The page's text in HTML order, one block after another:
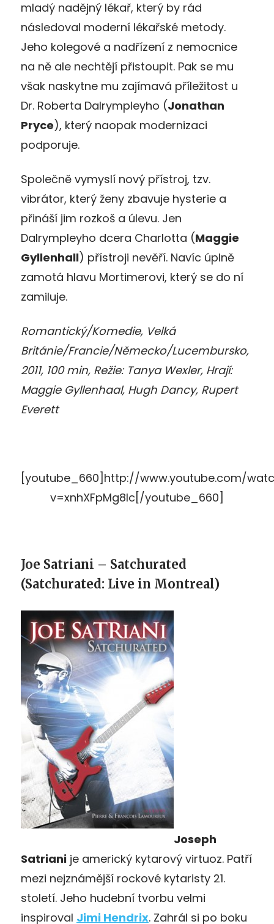
mladý nadějný lékař, který by rád
následoval moderní lékařské metody.
Jeho kolegové a nadřízení z nemocnice
na ně ale nechtějí přistoupit. Pak se mu
však naskytne mu zajímavá příležitost u
Dr. Roberta Dalrympleyho (Jonathan
Pryce), který naopak modernizaci
podporuje.
Společně vymyslí nový přístroj, tzv.
vibrátor, který ženy zbavuje hysterie a
přináší jim rozkoš a úlevu. Jen
Dalrympleyho dcera Charlotta (Maggie
Gyllenhall) přístroji nevěří. Navíc úplně
zamotá hlavu Mortimerovi, který se do ní
zamiluje.
Romantický/Komedie, Velká
Británie/Francie/Německo/Lucembursko,
2011, 100 min, Režie: Tanya Wexler, Hrají:
Maggie Gyllenhaal, Hugh Dancy, Rupert
Everett
[youtube_660]http://www.youtube.com/
v=xnhXFpMg8Ic[/youtube_660]
Joe Satriani – Satchurated
(Satchurated: Live in Montreal)
Joseph
Satriani je americký kytarový virtuoz. Patří
mezi nejznámější rockové kytaristy 21.
století. Jeho hudební tvorbu velmi
inspiroval Jimi Hendrix. Zahrál si po boku